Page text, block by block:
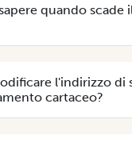
quando scade
l'indirizzo di
cartaceo?